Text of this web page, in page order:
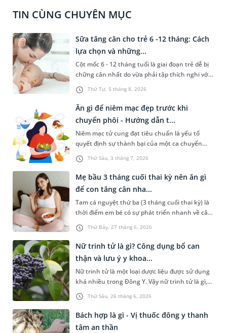
TIN CÙNG CHUYÊN MỤC
Thứ Tư, 5 tháng 8, 2026
Sữa tăng cân cho trẻ 6 -12 tháng: Cách
lựa chọn và những...
Cột mốc 6 - 12 tháng tuổi là giai đoạn trẻ dễ bị
chững cân nhất do vừa phải tập thích nghi với
chế độ ăn dặm, vừa dễ gặp các vấn đề rối loạn
tiêu hóa. Lựa chọn đúng dòng sữa tăng cân cho
trẻ 6 - 12 tháng phù hợp với thể trạng sẽ giúp
con tối ưu hấp thu, nhanh chóng bắt kịp đà
tăng trưởng chuẩn. Bài viết sau đây sẽ hướng
dẫn ba mẹ lựa chọn sữa phù hợp cho con và
một số lưu ý không nên bỏ qua.
Thứ Sáu, 3 tháng 7, 2026
Ăn gì để niêm mạc đẹp trước khi
chuyển phôi - Hướng dẫn t...
Niêm mạc tử cung đạt tiêu chuẩn là yếu tố
quyết định sự thành bại của một ca chuyển
phôi IVF. Để đảm bảo điều này, chị em thường
thắc mắc rất nhiều vấn đề, bao gồm ăn gì để
niêm mạc đẹp trước khi chuyển phôi. Bài viết
sau đây sẽ chia sẻ chi tiết hơn về chủ đề này để
chị em tham khảo.
Thứ Bảy, 27 tháng 6, 2026
Mẹ bầu 3 tháng cuối thai kỳ nên ăn gì
để con tăng cân nha...
Tam cá nguyệt thứ ba (3 tháng cuối thai kỳ) là
thời điểm em bé có sự phát triển nhanh về cân
nặng, đồng thời hoàn thiện các cơ quan nội
tạng quan trọng như não bộ, hệ hô hấp và hệ
xương khớp. Nhiều mẹ bầu khi đi siêu âm ở
những tuần cuối cảm thấy vô cùng lo lắng khi
bác sĩ thông báo chỉ số cân nặng của con nhẹ
hơn so với tiêu chuẩn tuần tuổi. Vậy 3 tháng
cuối thai kỳ nên ăn gì để con tăng cân nhanh
và khỏe mạnh?
Thứ Sáu, 26 tháng 6, 2026
Nữ trinh tử là gì? Công dụng bổ can
thận và lưu ý y khoa...
Nữ trinh tử là một loại dược liệu được sử dụng
khá nhiều trong Đông Y. Vậy nữ trinh tử là gì,
đặc tính sinh học và công dụng như thế nào?
Những kiến thức này sẽ được chia sẻ trong bài
viết sau đây.
Bách hợp là gì - Vị thuốc đông y thanh
tâm an thần